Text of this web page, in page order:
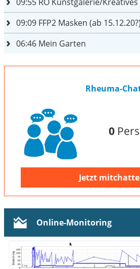
09:09 FFP2 Masken (ab 15.12.20?)
06:46 Mein Garten
Rheuma-
0
Jetzt
Online-Monitoring